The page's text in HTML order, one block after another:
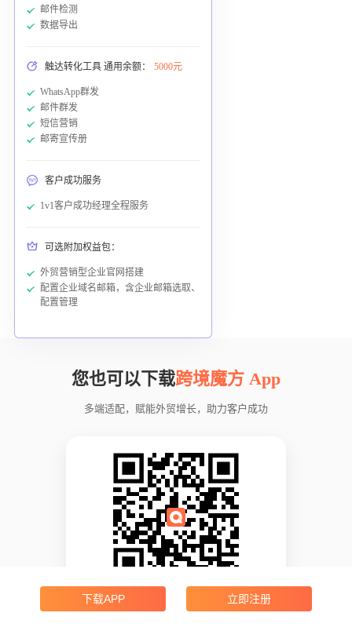
邮件检测
数据导出
触达转化工具 通用余额： 5000元
WhatsApp群发
邮件群发
短信营销
邮寄宣传册
客户成功服务
1v1客户成功经理全程服务
可选附加权益包：
外贸营销型企业官网搭建
配置企业域名邮箱，含企业邮箱选取、
配置管理
您也可以下载跨境魔方 App
多端适配，赋能外贸增长，助力客户成功
下载APP 立即注册